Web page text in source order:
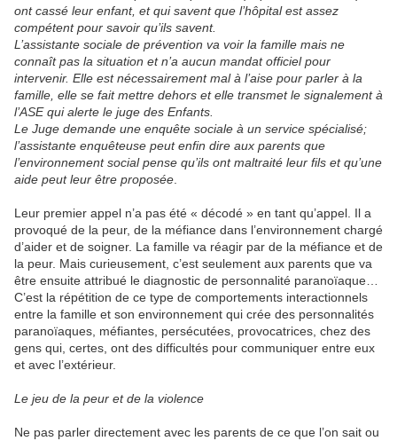
ont cassé leur enfant, et qui savent que l’hôpital est assez
compétent pour savoir qu’ils savent.
L’assistante sociale de prévention va voir la famille mais ne
connaît pas la situation et n’a aucun mandat officiel pour
intervenir. Elle est nécessairement mal à l’aise pour parler à la
famille, elle se fait mettre dehors et elle transmet le signalement à
l’ASE qui alerte le juge des Enfants.
Le Juge demande une enquête sociale à un service spécialisé;
l’assistante enquêteuse peut enfin dire aux parents que
l’environnement social pense qu’ils ont maltraité leur fils et qu’une
aide peut leur être proposée
Leur premier appel n’a pas été « décodé » en tant qu’appel. Il a
provoqué de la peur, de la méfiance dans l’environnement chargé
d’aider et de soigner. La famille va réagir par de la méfiance et de
la peur. Mais curieusement, c’est seulement aux parents que va
être ensuite attribué le diagnostic de personnalité paranoïaque…
C’est la répétition de ce type de comportements interactionnels
entre la famille et son environnement qui crée des personnalités
paranoïaques, méfiantes, persécutées, provocatrices, chez des
gens qui, certes, ont des difficultés pour communiquer entre eux
et avec l’extérieur.
Le jeu de la peur et de la violence
Ne pas parler directement avec les parents de ce que l’on sait ou